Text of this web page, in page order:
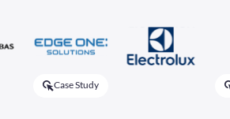
Case Study